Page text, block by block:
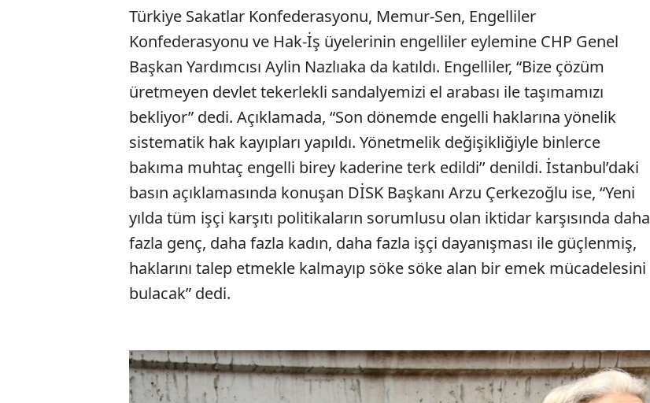
Türkiye Sakatlar Konfederasyonu, Memur-Sen, Engelliler
Konfederasyonu ve Hak-İş üyelerinin engelliler eylemine CHP Genel
Başkan Yardımcısı Aylin Nazlıaka da katıldı. Engelliler, “Bize çözüm
üretmeyen devlet tekerlekli sandalyemizi el arabası ile taşımamızı
bekliyor” dedi. Açıklamada, “Son dönemde engelli haklarına yönelik
sistematik hak kayıpları yapıldı. Yönetmelik değişikliğiyle binlerce
bakıma muhtaç engelli birey kaderine terk edildi’’ denildi. İstanbul’daki
basın açıklamasında konuşan DİSK Başkanı Arzu Çerkezoğlu ise, “Yeni
yılda tüm işçi karşıtı politikaların sorumlusu olan iktidar karşısında daha
fazla genç, daha fazla kadın, daha fazla işçi dayanışması ile güçlenmiş,
haklarını talep etmekle kalmayıp söke söke alan bir emek mücadelesini
bulacak” dedi.